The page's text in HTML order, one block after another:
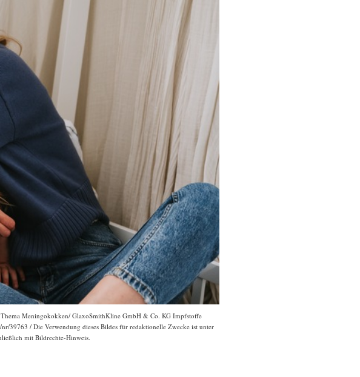
Meningokokken/ GlaxoSmithKline GmbH & Co. KG Impfstoffe
39763 / Die Verwendung dieses Bildes für redaktionelle Zwecke ist unter
mit Bildrechte-Hinweis.